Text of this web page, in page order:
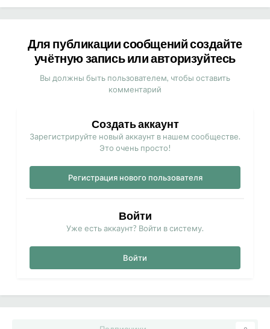
Для публикации сообщений создайте
учётную запись или авторизуйтесь
Вы должны быть пользователем, чтобы оставить
комментарий
Создать аккаунт
Зарегистрируйте новый аккаунт в нашем сообществе.
Это очень просто!
Регистрация нового пользователя
Войти
Уже есть аккаунт? Войти в систему.
Войти